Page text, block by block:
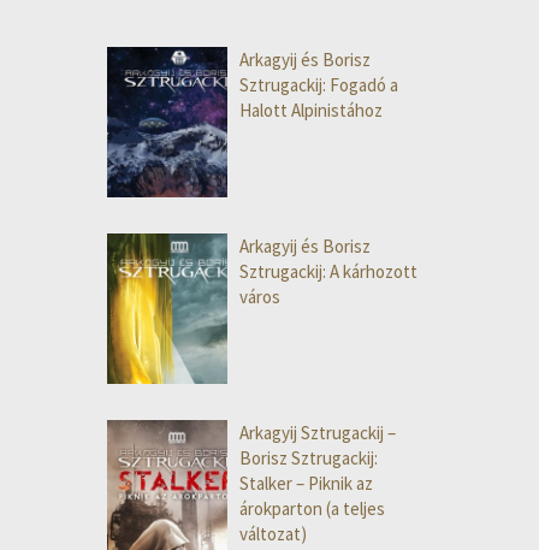
Arkagyij és Borisz
Sztrugackij: Fogadó a
Halott Alpinistához
Arkagyij és Borisz
Sztrugackij: A kárhozott
város
Arkagyij Sztrugackij –
Borisz Sztrugackij:
Stalker – Piknik az
árokparton (a teljes
változat)